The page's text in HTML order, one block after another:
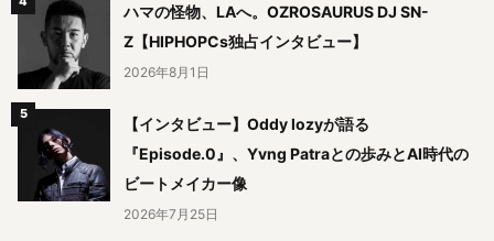
ハマの怪物、LAへ。OZROSAURUS DJ SN-
Z【HIPHOPCs独占インタビュー】
2026年8月1日
【インタビュー】Oddy lozyが語る
『Episode.0』、Yvng Patraとの歩みとAI時代の
ビートメイカー像
2026年7月25日